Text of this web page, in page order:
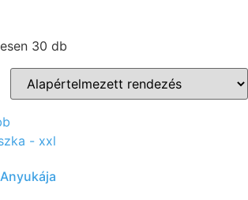
30 db